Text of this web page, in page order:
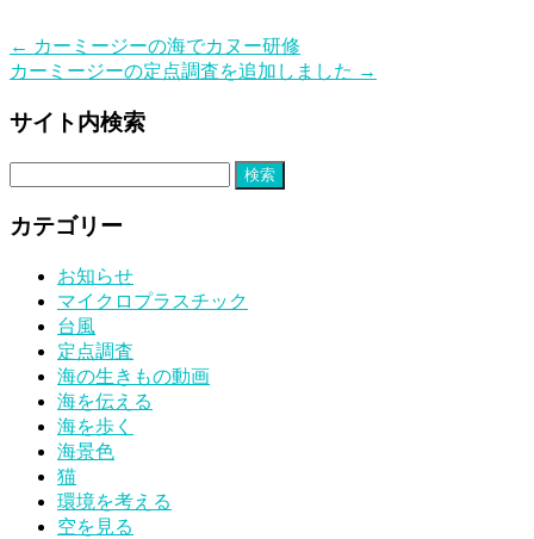
← カーミージーの海でカヌー研修
カーミージーの定点調査を追加しました →
サイト内検索
カテゴリー
お知らせ
マイクロプラスチック
台風
定点調査
海の生きもの動画
海を伝える
海を歩く
海景色
猫
環境を考える
空を見る